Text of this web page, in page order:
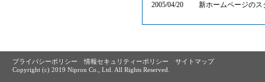
2005/04/20
新ホームページのス
プライバシーポリシー 情報セキュリティーポリシー
サイトマップ
Copyright (c) 2019 Nipron Co., Ltd. All Rights Reserved.